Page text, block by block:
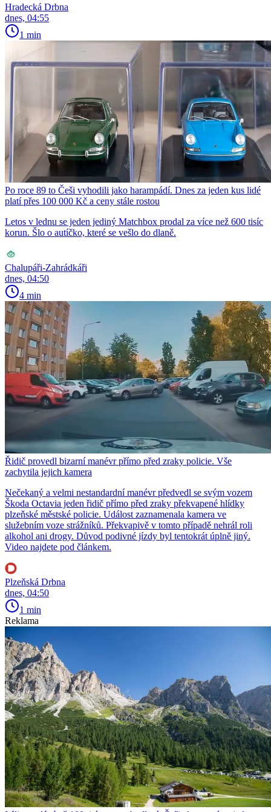
Hradecká Drbna
dnes, 04:55
1 min
Po roce 89 to Češi vyhodili jako harampádí. Dnes za jeden kus lidé
platí přes 100 000 Kč a ceny stále rostou
Letos v lednu se jeden jediný Matchbox prodal za více než 600 tisíc
korun. Šlo o autíčko, které se vešlo do dlaně.
Chalupáři-Zahrádkáři
dnes, 04:50
4 min
Řidič provedl bizarní manévr přímo před zraky policie. Vše
zachytila jejich kamera
Nečekaný a velmi nestandardní manévr předvedl se svým vozem
Škoda Octavia jeden řidič přímo před zraky překvapené hlídky
plzeňské městské policie. Událost zaznamenala kamera ve
služebním voze strážníků. Překvapivě v tomto případě nehrál roli
alkohol ani drogy. Důvod podivné jízdy byl tentokrát úplně jiný.
Video najdete pod článkem.
Plzeňská Drbna
dnes, 04:50
1 min
Reklama